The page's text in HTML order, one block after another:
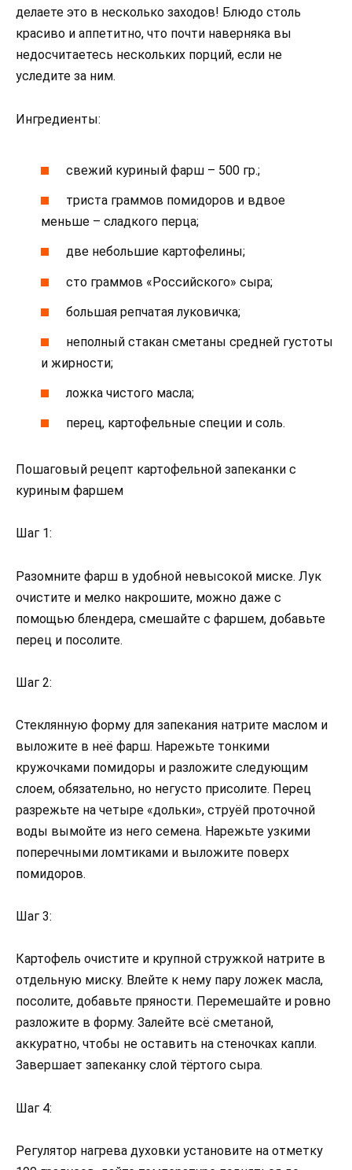
делаете это в несколько заходов! Блюдо столь
красиво и аппетитно, что почти наверняка вы
недосчитаетесь нескольких порций, если не
уследите за ним.
Ингредиенты:
свежий куриный фарш – 500 гр.;
триста граммов помидоров и вдвое
меньше – сладкого перца;
две небольшие картофелины;
сто граммов «Российского» сыра;
большая репчатая луковичка;
неполный стакан сметаны средней густоты
и жирности;
ложка чистого масла;
перец, картофельные специи и соль.
Пошаговый рецепт картофельной запеканки с
куриным фаршем
Шаг 1:
Разомните фарш в удобной невысокой миске. Лук
очистите и мелко накрошите, можно даже с
помощью блендера, смешайте с фаршем, добавьте
перец и посолите.
Шаг 2:
Стеклянную форму для запекания натрите маслом и
выложите в неё фарш. Нарежьте тонкими
кружочками помидоры и разложите следующим
слоем, обязательно, но негусто присолите. Перец
разрежьте на четыре «дольки», струёй проточной
воды вымойте из него семена. Нарежьте узкими
поперечными ломтиками и выложите поверх
помидоров.
Шаг 3:
Картофель очистите и крупной стружкой натрите в
отдельную миску. Влейте к нему пару ложек масла,
посолите, добавьте пряности. Перемешайте и ровно
разложите в форму. Залейте всё сметаной,
аккуратно, чтобы не оставить на стеночках капли.
Завершает запеканку слой тёртого сыра.
Шаг 4:
Регулятор нагрева духовки установите на отметку